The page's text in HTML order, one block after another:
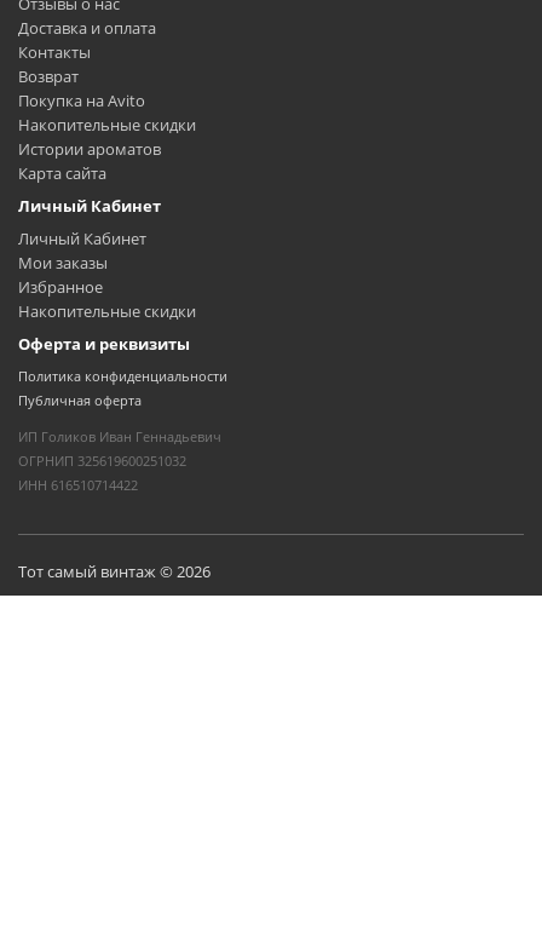
Доставка и оплата
Контакты
Возврат
Покупка на Avito
Накопительные скидки
Истории ароматов
Карта сайта
Личный Кабинет
Личный Кабинет
Мои заказы
Избранное
Накопительные скидки
Оферта и реквизиты
Политика конфиденциальности
Публичная оферта
ИП Голиков Иван Геннадьевич
ОГРНИП 325619600251032
ИНН 616510714422
Тот самый винтаж © 2026